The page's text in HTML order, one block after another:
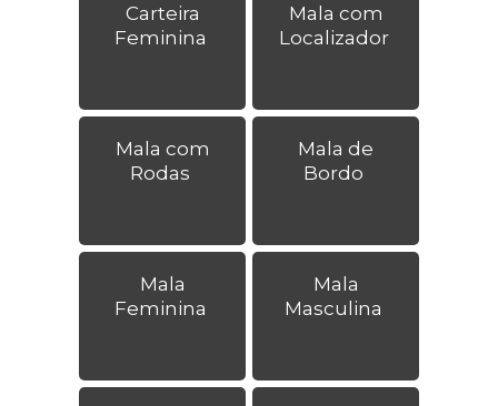
Carteira
Feminina
Mala com
Localizador
Mala com
Rodas
Mala de
Bordo
Mala
Feminina
Mala
Masculina